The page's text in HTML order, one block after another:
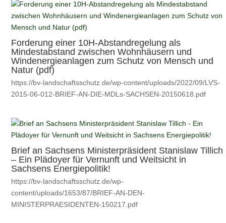
Forderung einer 10H-Abstandregelung als
Mindestabstand zwischen Wohnhäusern und
Windenergieanlagen zum Schutz von Mensch und
Natur (pdf)
https://bv-landschaftsschutz.de/wp-content/uploads/2022/09/LVS-
2015-06-012-BRIEF-AN-DIE-MDLs-SACHSEN-20150618.pdf
Brief an Sachsens Ministerpräsident Stanislaw Tillich
– Ein Plädoyer für Vernunft und Weitsicht in
Sachsens Energiepolitik!
https://bv-landschaftsschutz.de/wp-
content/uploads/1653/87/BRIEF-AN-DEN-
MINISTERPRAESIDENTEN-150217.pdf